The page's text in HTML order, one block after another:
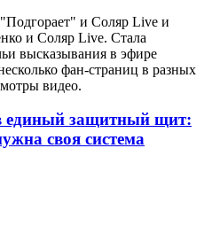
и Соляр Live и
и Соляр Live. Стала
высказывания в эфире
фан-страниц в разных
видео.
единый защитный щит:
своя система